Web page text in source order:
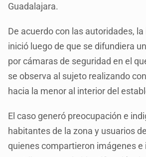
Guadalajara.
De acuerdo con las autoridades,
inició luego de que se difundiera
por cámaras de seguridad en el
se observa al sujeto realizando
hacia la menor al interior del
El caso generó preocupación e
habitantes de la zona y usuarios
quienes compartieron imágenes e